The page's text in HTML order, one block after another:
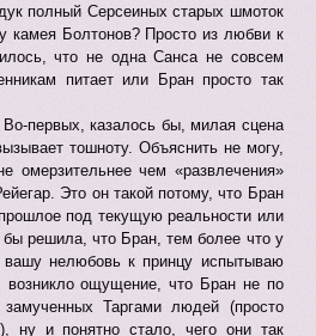
полный Серсеиных старых шмоток
камея Болтонов? Просто из любви к
что не одна Санса не совсем
питает или Бран просто так
первых, казалось бы, милая сцена
тошноту. Объяснить не могу,
омерзительнее чем «развлечения»
Это он такой потому, что Бран
под текущую реальности или
решила, что Бран, тем более что у
нелюбовь к принцу испытываю
возникло ощущение, что Бран не по
Таргами людей (просто
ну и понятно стало, чего они так